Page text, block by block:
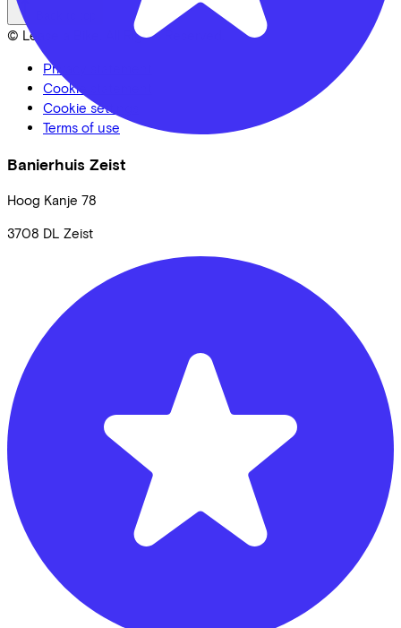
Banierhuis Zeist
Hoog Kanje 78
3708 DL Zeist
© Lease a Bike. All Rights Reserved.
Privacy statement
Cookie statement
Cookie settings
Terms of use